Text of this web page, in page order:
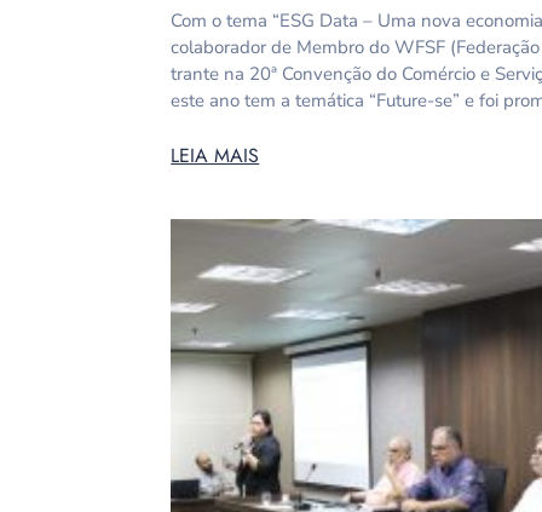
Com o tema “ESG Data – Uma nova
colaborador de Membro do WFSF
trante na 20ª Convenção do Comércio e
este ano tem a temática “Future-se” e foi
LEIA MAIS